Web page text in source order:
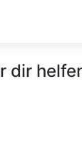
dir